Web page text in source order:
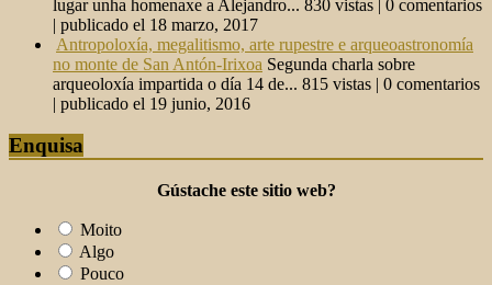
lugar unha homenaxe a Alejandro... 830 vistas | 0 comentarios
| publicado el 18 marzo, 2017
Antropoloxía, megalitismo, arte rupestre e arqueoastronomía
no monte de San Antón-Irixoa Segunda charla sobre
arqueoloxía impartida o día 14 de... 815 vistas | 0 comentarios
| publicado el 19 junio, 2016
Enquisa
Gústache este sitio web?
Moito
Algo
Pouco